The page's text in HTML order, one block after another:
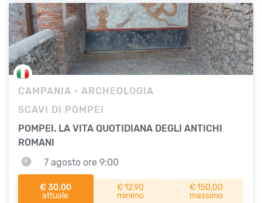
CAMPANIA • ARCHEOLOGIA
SCAVI DI POMPEI
POMPEI. LA VITA QUOTIDIANA DEGLI ANTICHI
ROMANI
7 agosto ore 9:00
€ 30,00
attuale
€ 12,90
minimo
€ 150,00
massimo